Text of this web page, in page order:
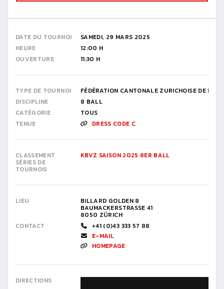
DATE DU TOURNOI
SAMEDI, 29 MARS 2025
HEURE
12:00 H
OUVERTURE
11:30 H
TYPE DE TOURNOI
FÉDÉRATION CANTONALE ZURICHOISE DE
DISCIPLINE
8 BALL
CATÉGORIE
TOUS
TENUE
DRESS CODE C
CLASSEMENT
SÉRIES DE
TOURNOIS
KBVZ SAISON 2025 8ER BALL
LIEU BILLARD GOLDEN 8
BAUMACKERSTRASSE 41
8050 ZÜRICH
CONTACT
+41 (0)43 333 57 88
E-MAIL
HOMEPAGE
DIRECTIONS